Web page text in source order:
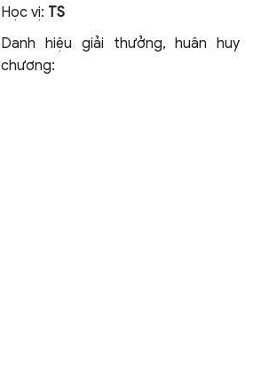
Học vị: TS
Danh hiệu giải thưởng, huân huy
chương: